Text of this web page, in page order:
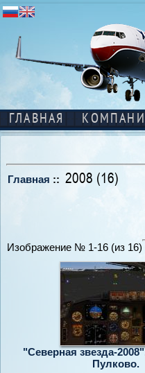
ГЛАВНАЯ
Главная :: 2008 (16)
Изображение № 1-16 (из 16)
"Северная звезда-
Пулково.